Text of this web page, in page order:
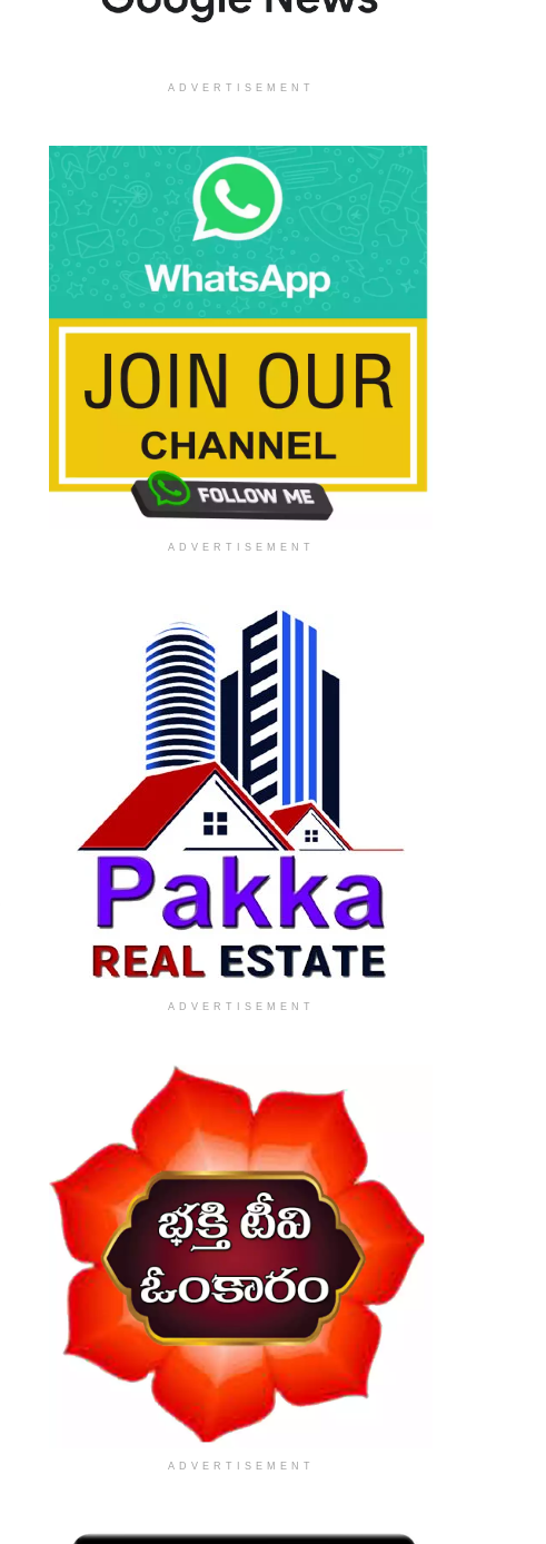
ADVERTISEMENT
ADVERTISEMENT
ADVERTISEMENT
ADVERTISEMENT